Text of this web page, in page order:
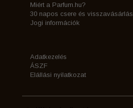
Miért a Parfum.hu?
30 napos csere és visszavásárlás
Jogi információk
Adatkezelés
ÁSZF
Elállási nyilatkozat